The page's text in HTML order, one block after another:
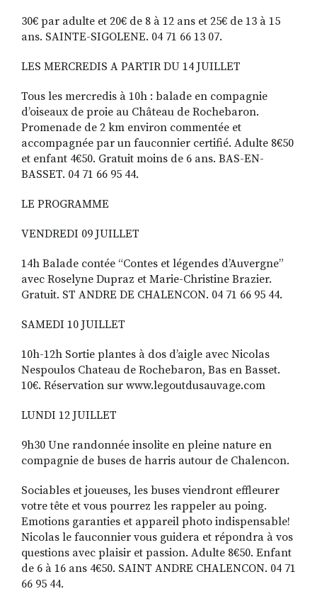
30€ par adulte et 20€ de 8 à 12 ans et 25€ de 13 à 15
ans. SAINTE-SIGOLENE. 04 71 66 13 07.
LES MERCREDIS A PARTIR DU 14 JUILLET
Tous les mercredis à 10h : balade en com­pagnie
d’oiseaux de proie au Château de Rochebaron.
Promenade de 2 km environ commentée et
accompagnée par un faucon­nier certifié. Adulte 8€50
et enfant 4€50. Gratuit moins de 6 ans. BAS-EN-
BASSET. 04 71 66 95 44.
LE PROGRAMME
VENDREDI 09 JUILLET
14h Balade contée “Contes et légendes d’Auvergne”
avec Roselyne Dupraz et Ma­rie-Christine Brazier.
Gratuit. ST ANDRE DE CHALENCON. 04 71 66 95 44.
SAMEDI 10 JUILLET
10h-12h Sortie plantes à dos d’aigle avec Nicolas
Nespoulos Chateau de Rochebaron, Bas en Basset.
10€. Réservation sur www.legoutdusauvage.com
LUNDI 12 JUILLET
9h30 Une randonnée insolite en pleine nature en
com­pagnie de buses de harris autour de Chalencon.
Sociables et joueuses, les buses viendront effleurer
votre tête et vous pourrez les rappeler au poing.
Emotions garanties et appareil photo indispensable!
Nicolas le fauconnier vous guidera et répondra à vos
questions avec plaisir et passion. Adulte 8€50. Enfant
de 6 à 16 ans 4€50. SAINT ANDRE CHALENCON. 04 71
66 95 44.